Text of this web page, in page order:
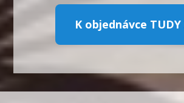
K objednávce TUDY